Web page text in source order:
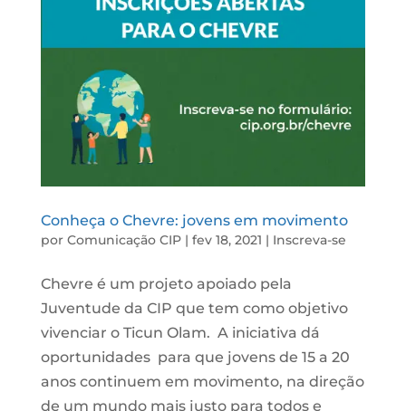
Conheça o Chevre: jovens em movimento
por Comunicação CIP| fev 18, 2021 | Inscreva-se
Chevre é um projeto apoiado pela
Juventude da CIP que tem como objetivo
vivenciar o Ticun Olam. A iniciativa dá
oportunidades para que jovens de 15 a 20
anos continuem em movimento, na direção
de um mundo mais justo para todos e